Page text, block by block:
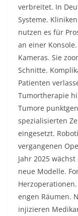
verbreitet. In
Systeme.
nutzen es für
an einer
Kameras. Sie
Schnitte.
Patienten
Tumortherapie
Tumore
spezialisierten
eingesetzt.
vergangenen
Jahr 2025
neue Modelle.
engen Räumen.
injizieren